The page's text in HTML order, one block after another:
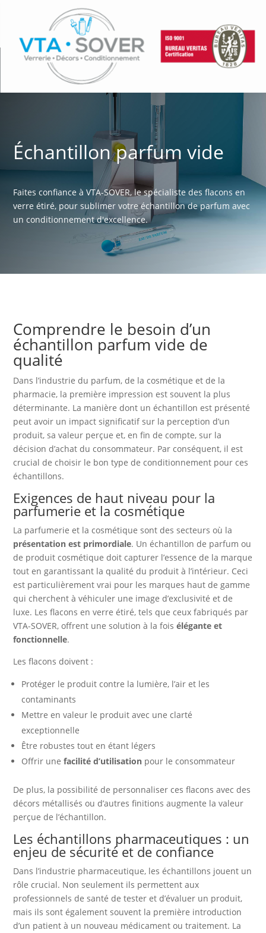
Échantillon parfum vide
Faites confiance à VTA-SOVER, le spécialiste des flacons en
verre étiré, pour sublimer votre échantillon de parfum avec
un conditionnement d'excellence.
Comprendre le besoin d’un
échantillon parfum vide de
qualité
Dans l’industrie du parfum, de la cosmétique et de la
pharmacie, la première impression est souvent la plus
déterminante. La manière dont un échantillon est présenté
peut avoir un impact significatif sur la perception d’un
produit, sa valeur perçue et, en fin de compte, sur la
décision d’achat du consommateur. Par conséquent, il est
crucial de choisir le bon type de conditionnement pour ces
échantillons.
Exigences de haut niveau pour la
parfumerie et la cosmétique
La parfumerie et la cosmétique sont des secteurs où la
présentation est primordiale. Un échantillon de parfum ou
de produit cosmétique doit capturer l’essence de la marque
tout en garantissant la qualité du produit à l’intérieur. Ceci
est particulièrement vrai pour les marques haut de gamme
qui cherchent à véhiculer une image d’exclusivité et de
luxe. Les flacons en verre étiré, tels que ceux fabriqués par
VTA-SOVER, offrent une solution à la foisélégante et
fonctionnelle.
Les flacons doivent :
Protéger le produit contre la lumière, l’air et les
contaminants
Mettre en valeur le produit avec une clarté
exceptionnelle
Être robustes tout en étant légers
Offrir unefacilité d’utilisation pour le consommateur
De plus, la possibilité de personnaliser ces flacons avec des
décors métallisés ou d’autres finitions augmente la valeur
perçue de l’échantillon.
Les échantillons pharmaceutiques : un
enjeu de sécurité et de confiance
Dans l’industrie pharmaceutique, les échantillons jouent un
rôle crucial. Non seulement ils permettent aux
professionnels de santé de tester et d’évaluer un produit,
mais ils sont également souvent la première introduction
d’un patient à un nouveau médicament ou traitement. La